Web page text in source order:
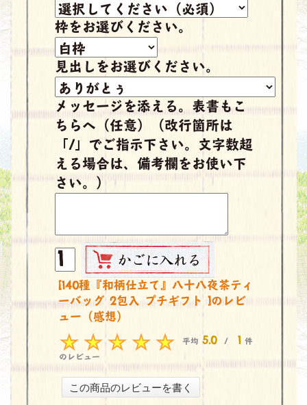
枠をお選びください。
見出しをお選びください。
メッセージを添える。表書もこ
ちらへ（任意）（改行箇所は
「/」でご指示下さい。文字数超
える場合は、備考欄をお使い下
さい。）
[140種『和柄仕立て』八十八夜茶ティ
ーバッグ 2包入 プチギフト ]のレビ
ュー（感想）
平均 5.0 / 1 件
のレビュー